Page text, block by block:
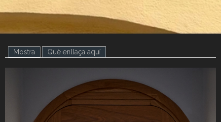
Mostra (pestanya activa)
Què enllaça aquí